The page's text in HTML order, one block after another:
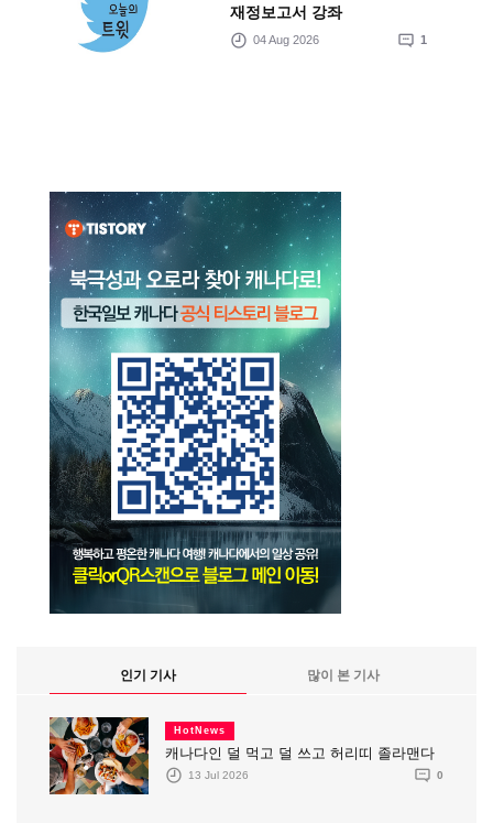
재정보고서 강좌
04 Aug 2026 1
인기 기사 많이 본 기사
HotNews
캐나다인 덜 먹고 덜 쓰고 허리띠 졸라맨다
13 Jul 2026 0